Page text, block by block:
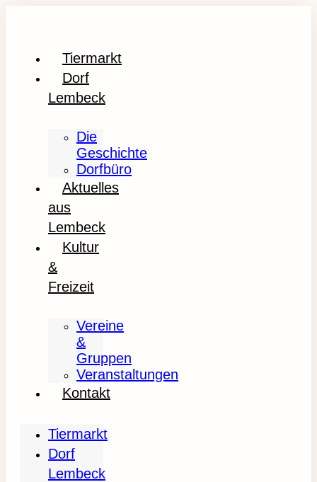
Tiermarkt
Dorf
Lembeck
Die
Geschichte
Dorfbüro
Aktuelles
aus
Lembeck
Kultur
&
Freizeit
Vereine
&
Gruppen
Veranstaltungen
Kontakt
Tiermarkt
Dorf
Lembeck